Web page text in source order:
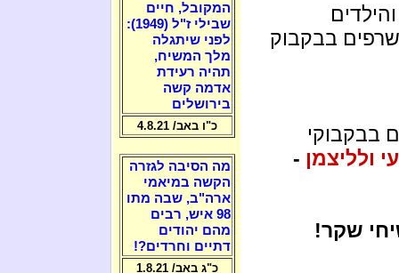
בבקבוק
בבקבוקי
ולליצמן -
שקר!
המקובל, חיים
שבילי ז"ל (1949):
לפני שיתגלה
מלך המשיח,
תהיה רעידת
אדמה קשה
בירושלים
כ"ו באב/ 4.8.21
מה הסיבה לגזרה
הקשה במיאמי
ארה"ב, שבה מתו
98 איש, רבים
מהם יהודים
דתיים וחרדים?!
כ"ג באב/ 1.8.21